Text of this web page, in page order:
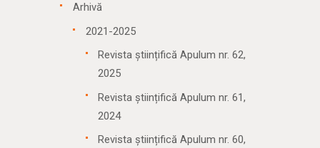
Arhivă
2021-2025
Revista științifică Apulum nr. 62,
2025
Revista științifică Apulum nr. 61,
2024
Revista științifică Apulum nr. 60,